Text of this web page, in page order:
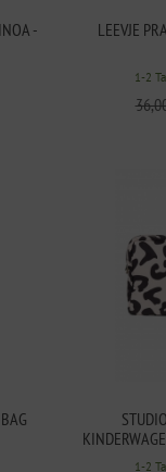
-
LEEVJE
1-2
1-2